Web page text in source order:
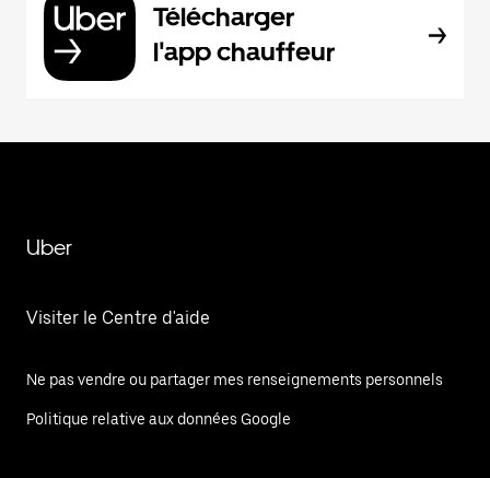
Télécharger
l'app chauffeur
Uber
Visiter le Centre d'aide
Ne pas vendre ou partager mes renseignements personnels
Politique relative aux données Google